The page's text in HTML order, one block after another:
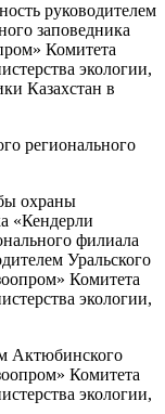
руководителем
заповедника
Комитета
экологии,
Казахстан в
регионального
охраны
«Кендерли
филиала
Уральского
Комитета
экологии,
Актюбинского
Комитета
экологии,